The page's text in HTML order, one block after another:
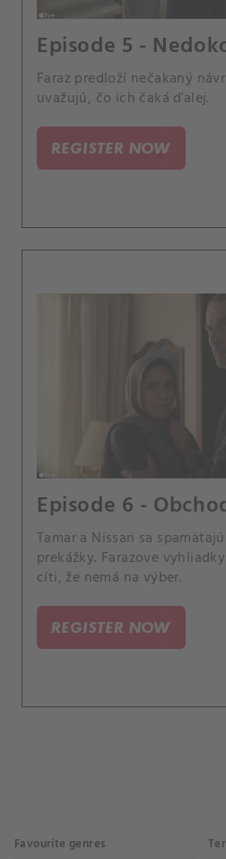
Episode 5 -
Faraz predloží nečakaný
uvažujú, čo ich čaká ďalej.
REGISTER NOW
Episode 6 -
Tamar a Nissan sa
prekážky. Farazove
cíti, že nemá na výber.
REGISTER NOW
Favourite genres